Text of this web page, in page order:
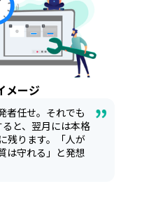
メージ
者任せ。それでも
と、翌月には本格
残ります。「人が
は守れる」と発想